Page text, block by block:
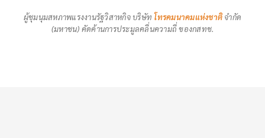
ผู้ชุมนุมสหภาพแรงงานรัฐวิสาหกิจ บริษัท โทรคมนาคมแห่งชาติจำกัด
(มหาชน) คัดค้านการประมูลคลื่นความถี่ ของกสทช.